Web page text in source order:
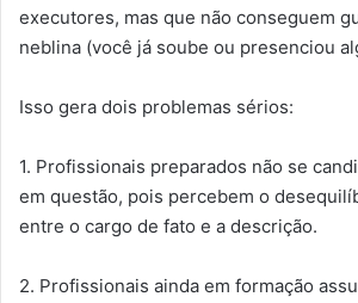
executores, mas que não conseguem
neblina (você já soube ou presenciou
Isso gera dois problemas sérios:
1. Profissionais preparados não se
em questão, pois percebem o
entre o cargo de fato e a descrição.
2. Profissionais ainda em formação